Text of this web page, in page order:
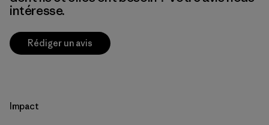
intéresse.
Rédiger un avis
Impact